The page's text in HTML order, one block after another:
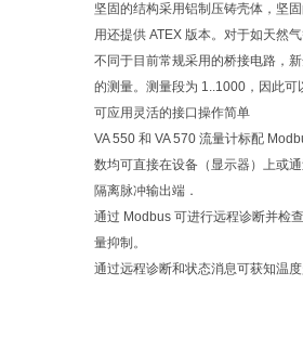
坚固的结构采用铝制压铸壳体，坚
用还提供 ATEX 版本。对于如天然
不同于目前常规采用的桥接电路，
的测量。测量段为 1..1000，因此
可应用灵活的接口操作简单
VA 550 和 VA 570 流量计标配
数均可直接在设备（显示器）上或
隔离脉冲输出端．
通过 Modbus 可进行远程诊断并检
量抑制。
通过远程诊断和状态消息可获知温